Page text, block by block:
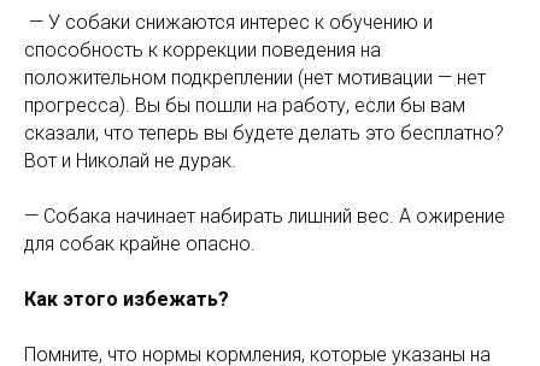
— У собаки снижаются интерес к обучению и
способность к коррекции поведения на
положительном подкреплении (нет мотивации — нет
прогресса). Вы бы пошли на работу, если бы вам
сказали, что теперь вы будете делать это бесплатно?
Вот и Николай не дурак.
— Собака начинает набирать лишний вес. А ожирение
для собак крайне опасно.
Как этого избежать?
Помните, что нормы кормления, которые указаны на